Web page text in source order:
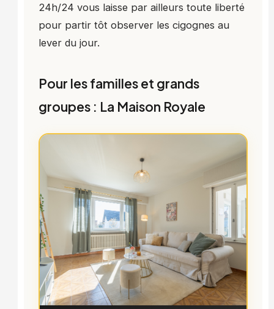
24h/24 vous laisse par ailleurs toute liberté
pour partir tôt observer les cigognes au
lever du jour.
Pour les familles et grands
groupes : La Maison Royale